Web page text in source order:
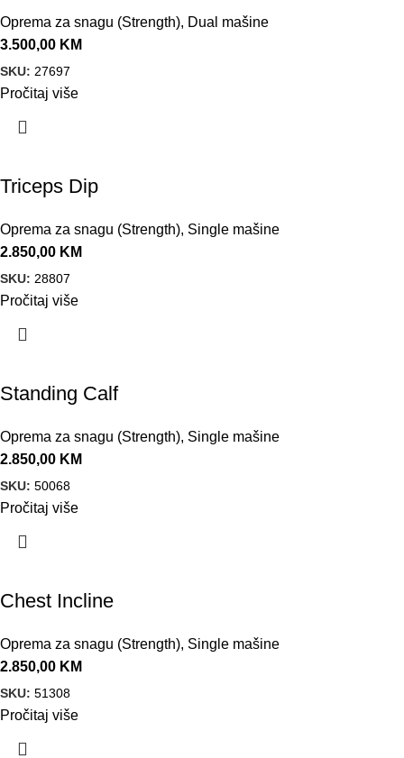
Oprema za snagu (Strength), Dual mašine
3.500,00 KM
SKU: 27697
Pročitaj više
Triceps Dip
Oprema za snagu (Strength), Single mašine
2.850,00 KM
SKU: 28807
Pročitaj više
Standing Calf
Oprema za snagu (Strength), Single mašine
2.850,00 KM
SKU: 50068
Pročitaj više
Chest Incline
Oprema za snagu (Strength), Single mašine
2.850,00 KM
SKU: 51308
Pročitaj više